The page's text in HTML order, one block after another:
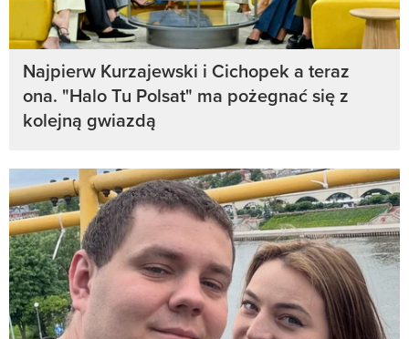
Najpierw Kurzajewski i Cichopek a teraz
ona. "Halo Tu Polsat" ma pożegnać się z
kolejną gwiazdą